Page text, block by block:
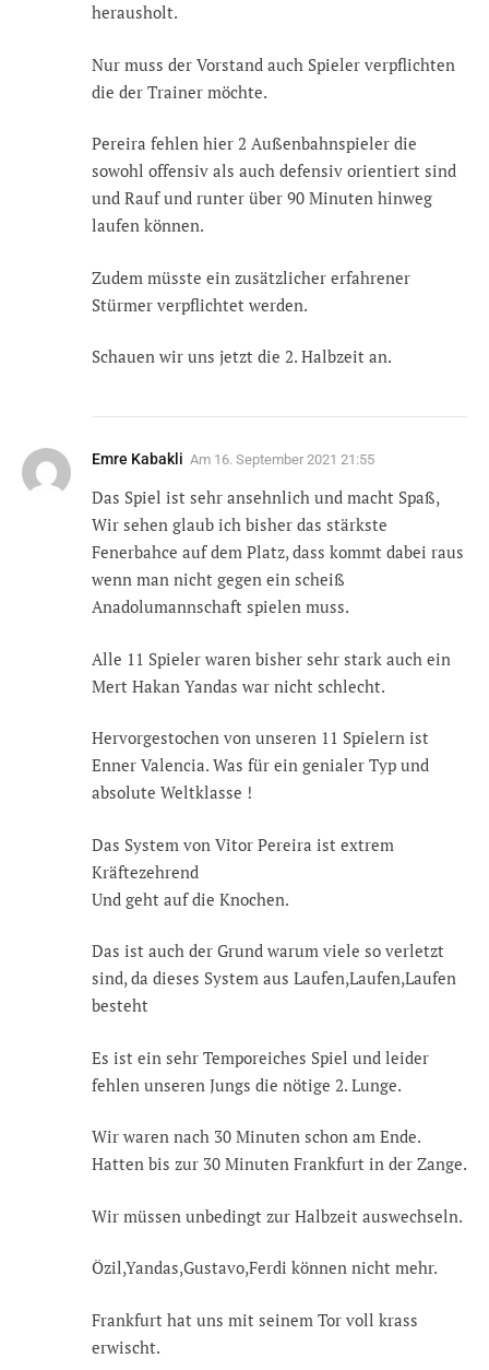
herausholt.
Nur muss der Vorstand auch Spieler verpflichten
die der Trainer möchte.
Pereira fehlen hier 2 Außenbahnspieler die
sowohl offensiv als auch defensiv orientiert sind
und Rauf und runter über 90 Minuten hinweg
laufen können.
Zudem müsste ein zusätzlicher erfahrener
Stürmer verpflichtet werden.
Schauen wir uns jetzt die 2. Halbzeit an.
Emre Kabakli Am 16. September 2021 21:55
Das Spiel ist sehr ansehnlich und macht Spaß,
Wir sehen glaub ich bisher das stärkste
Fenerbahce auf dem Platz, dass kommt dabei raus
wenn man nicht gegen ein scheiß
Anadolumannschaft spielen muss.
Alle 11 Spieler waren bisher sehr stark auch ein
Mert Hakan Yandas war nicht schlecht.
Hervorgestochen von unseren 11 Spielern ist
Enner Valencia. Was für ein genialer Typ und
absolute Weltklasse !
Das System von Vitor Pereira ist extrem
Kräftezehrend
Und geht auf die Knochen.
Das ist auch der Grund warum viele so verletzt
sind, da dieses System aus Laufen,Laufen,Laufen
besteht
Es ist ein sehr Temporeiches Spiel und leider
fehlen unseren Jungs die nötige 2. Lunge.
Wir waren nach 30 Minuten schon am Ende.
Hatten bis zur 30 Minuten Frankfurt in der Zange.
Wir müssen unbedingt zur Halbzeit auswechseln.
Özil,Yandas,Gustavo,Ferdi können nicht mehr.
Frankfurt hat uns mit seinem Tor voll krass
erwischt.